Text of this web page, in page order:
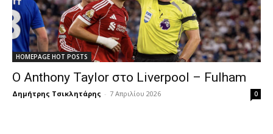
HOMEPAGE HOT POSTS
Ο Anthony Taylor στο Liverpool – Fulham
Δημήτρης Τσικλητάρης - 7 Απριλίου 2026 0